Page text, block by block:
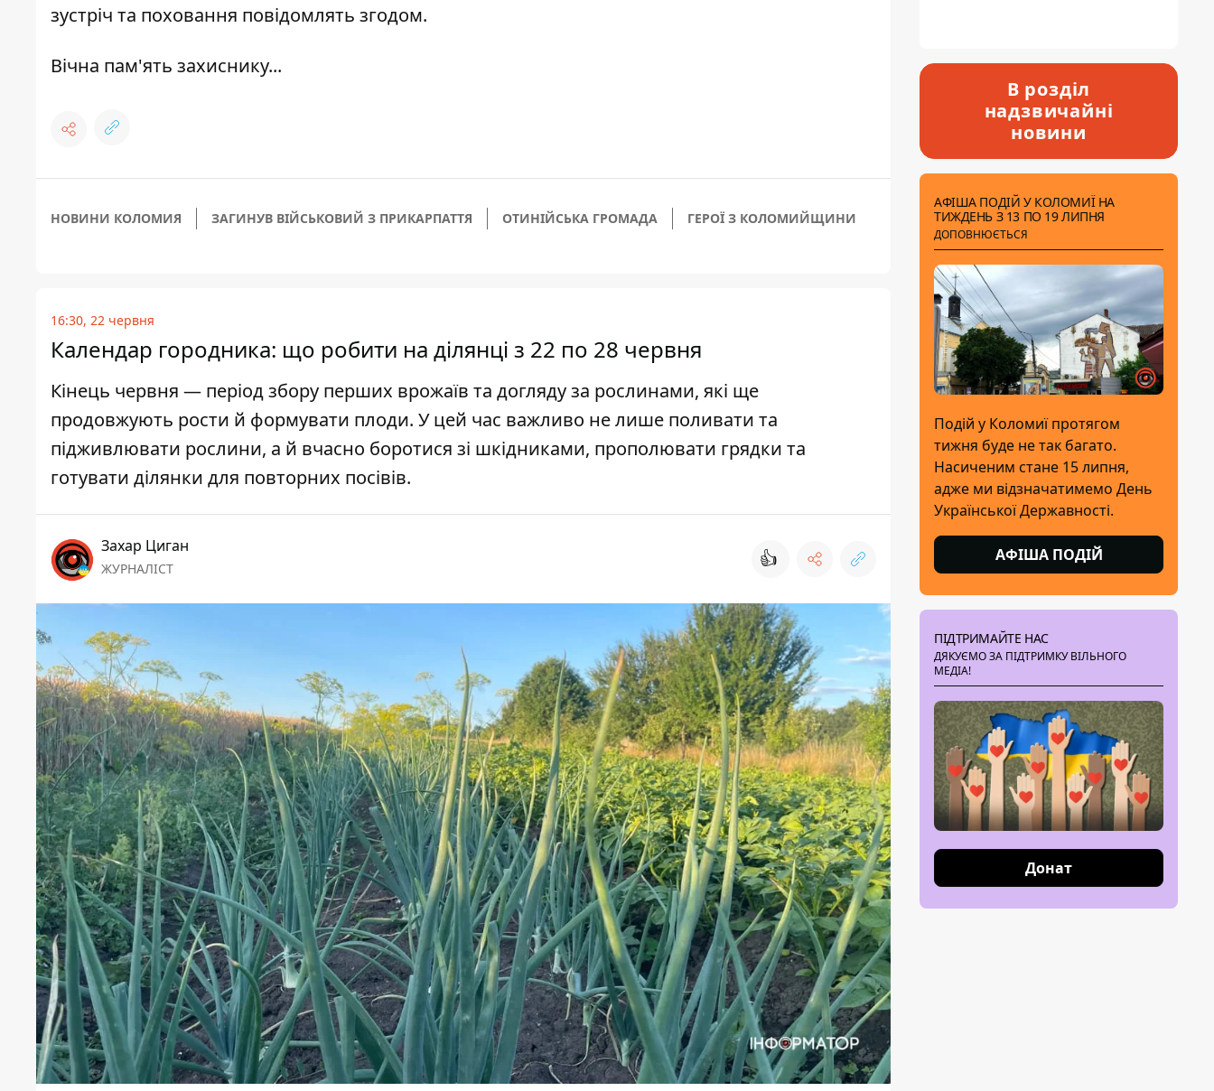
зустріч та поховання повідомлять згодом.
Вічна пам'ять захиснику...
НОВИНИ КОЛОМИЯ ЗАГИНУВ ВІЙСЬКОВИЙ З ПРИКАРПАТТЯ ОТИНІЙСЬКА ГРОМАДА ГЕРОЇ З КОЛОМИЙЩИНИ
16:30, 22 червня
Календар городника: що робити на ділянці з 22 по 28 червня
Кінець червня — період збору перших врожаїв та догляду за рослинами, які ще
продовжують рости й формувати плоди. У цей час важливо не лише поливати та
підживлювати рослини, а й вчасно боротися зі шкідниками, прополювати грядки та
готувати ділянки для повторних посівів.
Захар Циган
ЖУРНАЛІСТ 👍
В розділ
надзвичайні
новини
АФІША ПОДІЙ У КОЛОМИЇ НА
ТИЖДЕНЬ З 13 ПО 19 ЛИПНЯ
ДОПОВНЮЄТЬСЯ
Подій у Коломиї протягом
тижня буде не так багато.
Насиченим стане 15 липня,
адже ми відзначатимемо День
Української Державності.
АФІША ПОДІЙ
ПІДТРИМАЙТЕ НАС
ДЯКУЄМО ЗА ПІДТРИМКУ ВІЛЬНОГО
МЕДІА!
Донат